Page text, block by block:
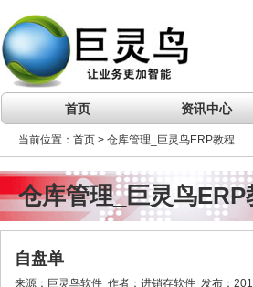
首页 资讯中心
当前位置：首页 > 仓库管理_巨灵鸟ERP教程
仓库管理_巨灵鸟ERP
自盘单
来源：巨灵鸟软件 作者：进销存软件 发布：